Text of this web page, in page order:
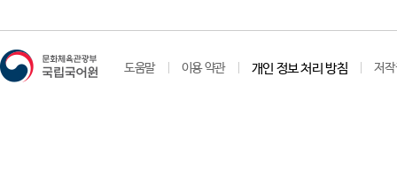
도움말 이용 약관 개인 정보 처리 방침 저